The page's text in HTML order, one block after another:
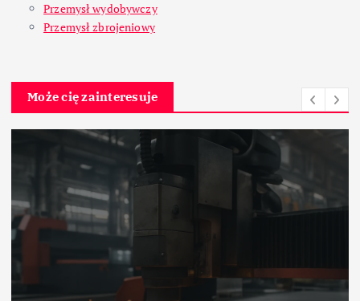
Przemysł wydobywczy
Przemysł zbrojeniowy
Może cię zainteresuje